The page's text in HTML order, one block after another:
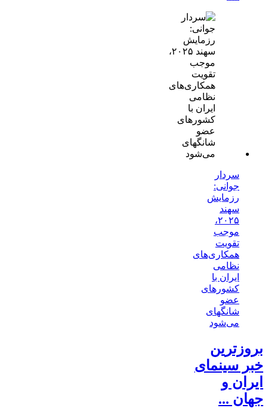
سردار
جوانی:
رزمایش
سهند
۲۰۲۵،
موجب
تقویت
همکاری‌های
نظامی
ایران با
کشور‌های
عضو
شانگهای
می‌شود
بروزترین
خبر سینمای
ایران و
جهان ...